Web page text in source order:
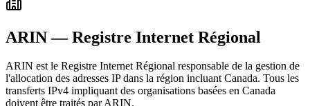
ARIN — Registre Internet Régional
ARIN est le Registre Internet Régional responsable de la gestion de
l'allocation des adresses IP dans la région incluant Canada. Tous les
transferts IPv4 impliquant des organisations basées en Canada
doivent être traités par ARIN.